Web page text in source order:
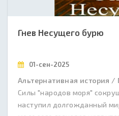
Гнев Несущего бурю
01-сен-2025
Альтернативная история
Силы "народов моря"
наступил долгожданный